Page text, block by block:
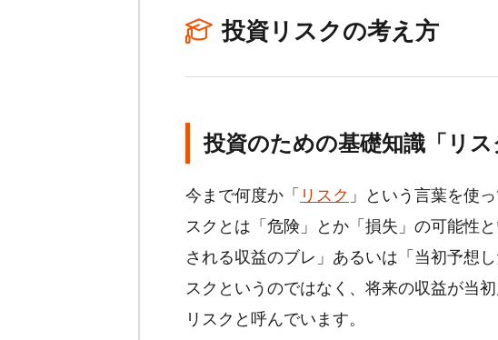
投資リスクの考え方
投資のための基礎知識「リス
今まで何度か「 リスク 」という言葉を使
スクとは「危険」とか「損失」の可能性
される収益のブレ」あるいは「当初予想
スクというのではなく、将来の収益が当
リスクと呼んでいます。